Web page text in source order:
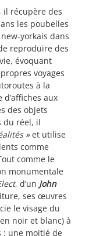
il récupère des
les poubelles
yorkais dans
reproduire des
évoquant
voyages
à la
d’affiches aux
des objets
du réel, il
»et utilise
comme
comme le
monumentale
, d’un John
ses œuvres
le visage du
noir et blanc) à
: une moitié de